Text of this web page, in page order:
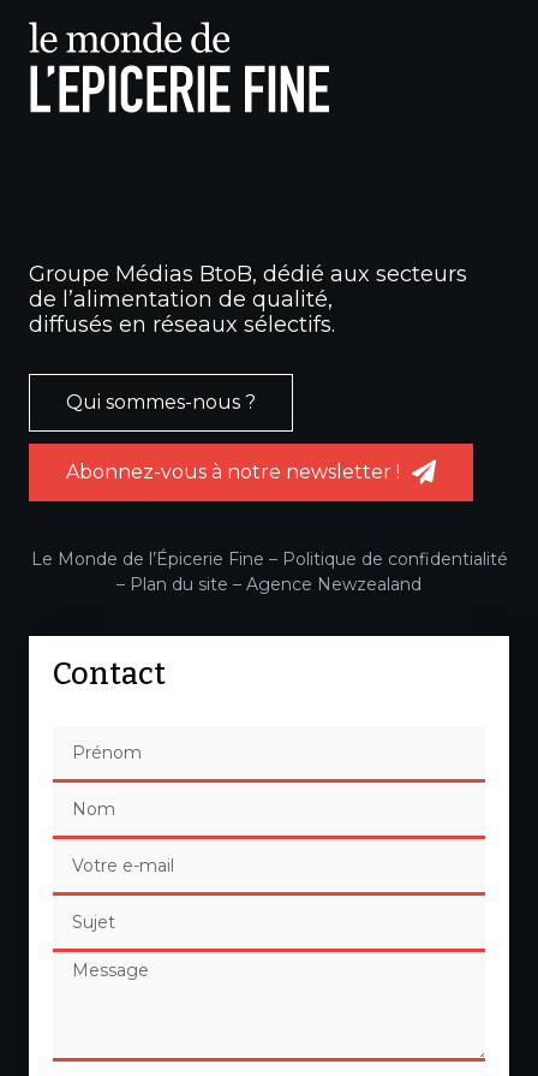
Groupe Médias BtoB, dédié aux secteurs
de l’alimentation de qualité,
diffusés en réseaux sélectifs.
Qui sommes-nous ?
Abonnez-vous à notre newsletter !
Le Monde de l’Épicerie Fine – Politique de confidentialité
– Plan du site – Agence Newzealand
Contact